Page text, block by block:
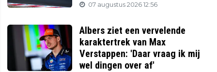
07 augustus 2026 12:56
Albers ziet een vervelende
karaktertrek van Max
Verstappen: 'Daar vraag ik mij
wel dingen over af'